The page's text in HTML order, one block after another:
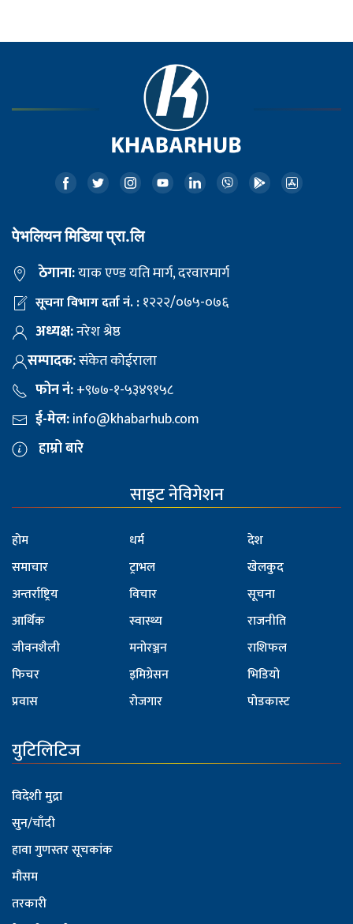
पेभलियन मिडिया प्रा.लि
ठेगाना:याक एण्ड यति मार्ग, दरवारमार्ग
सूचना विभाग दर्ता नं. :१२२२/०७५-०७६
अध्यक्ष:नरेश श्रेष्ठ
सम्पादक:संकेत कोईराला
फोन नं:+९७७-१-५३४९१५८
ई-मेल:info@khabarhub.com
हाम्रो बारे
साइट नेविगेशन
होम
समाचार
अन्तर्राष्ट्रिय
आर्थिक
जीवनशैली
फिचर
प्रवास
धर्म
ट्राभल
विचार
स्वास्थ्य
मनोरञ्जन
इमिग्रेसन
रोजगार
देश
खेलकुद
सूचना
राजनीति
राशिफल
भिडियो
पोडकास्ट
युटिलिटिज
विदेशी मुद्रा
सुन/चाँदी
हावा गुणस्तर सूचकांक
मौसम
तरकारी